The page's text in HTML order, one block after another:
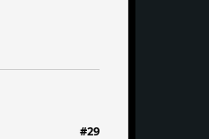
#29